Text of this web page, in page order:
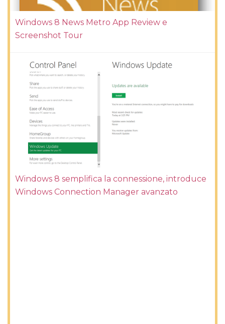
Windows 8 News Metro App Review e
Screenshot Tour
Windows 8 semplifica la connessione, introduce
Windows Connection Manager avanzato